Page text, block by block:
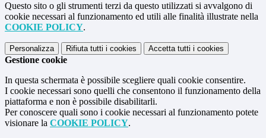
Questo sito o gli strumenti terzi da questo utilizzati si avvalgono di
cookie necessari al funzionamento ed utili alle finalità illustrate nella
COOKIE POLICY.
Personalizza Rifiuta tutti i cookies Accetta tutti i cookies
Gestione cookie
In questa schermata è possibile scegliere quali cookie consentire.
I cookie necessari sono quelli che consentono il funzionamento della
piattaforma e non è possibile disabilitarli.
Per conoscere quali sono i cookie necessari al funzionamento potete
visionare la COOKIE POLICY.